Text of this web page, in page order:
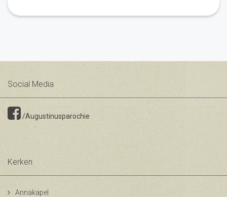
Social Media
/Augustinusparochie
Kerken
Annakapel